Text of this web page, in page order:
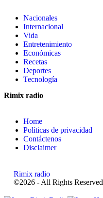
Rimix radio
Home
Políticas de privacidad
Contáctenos
Disclaimer
Nacionales
Internacional
Vida
Entretenimiento
Económicas
Recetas
Deportes
Tecnología
Rimix radio
©2026 - All Rights Reserved